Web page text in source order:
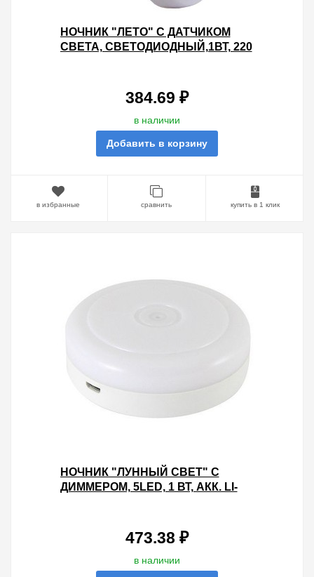
НОЧНИК "ЛЕТО" С ДАТЧИКОМ
СВЕТА, СВЕТОДИОДНЫЙ,1ВТ, 220
384.69 ₽
в наличии
Добавить в корзину
в избранные сравнить купить в 1 клик
НОЧНИК "ЛУННЫЙ СВЕТ" С
ДИММЕРОМ, 5LED, 1 ВТ, АКК. LI-
473.38 ₽
в наличии